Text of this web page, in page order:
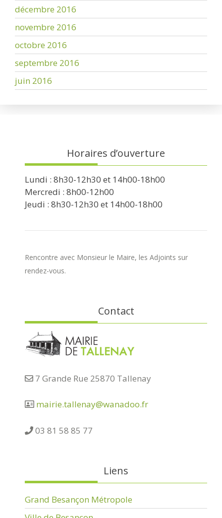
décembre 2016
novembre 2016
octobre 2016
septembre 2016
juin 2016
Horaires d’ouverture
Lundi : 8h30-12h30 et 14h00-18h00
Mercredi : 8h00-12h00
Jeudi : 8h30-12h30 et 14h00-18h00
Rencontre avec Monsieur le Maire, les Adjoints sur
rendez-vous.
Contact
7 Grande Rue 25870 Tallenay
mairie.tallenay@wanadoo.fr
03 81 58 85 77
Liens
Grand Besançon Métropole